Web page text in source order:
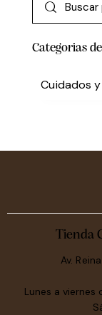
Categorias
Cuidados
Tienda
Av.
Lunes a